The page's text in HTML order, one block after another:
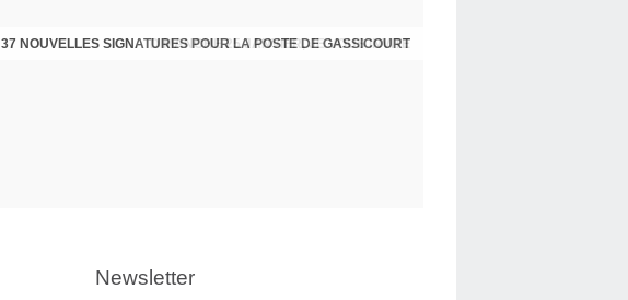
37 NOUVELLES SIGNATURES POUR LA POSTE DE GASSICOURT
DIMANCHE 25 JANVIER, JE VOUS INVITE
Newsletter